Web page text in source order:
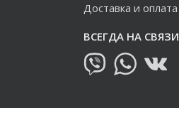
Доставка и оплата
ВСЕГДА НА СВЯЗИ